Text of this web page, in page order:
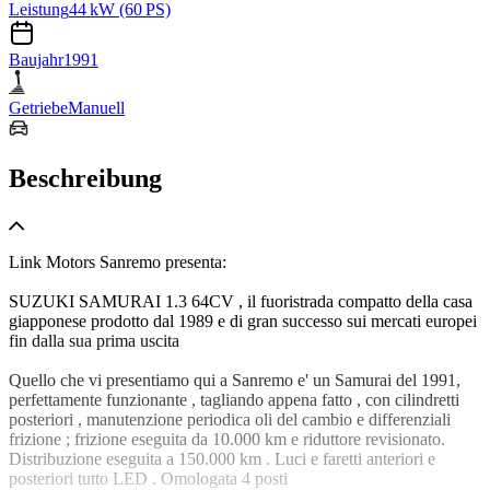
Leistung44 kW (60 PS)
Baujahr1991
GetriebeManuell
Beschreibung
Link Motors Sanremo presenta:
SUZUKI SAMURAI 1.3 64CV , il fuoristrada compatto della casa
giapponese prodotto dal 1989 e di gran successo sui mercati europei
fin dalla sua prima uscita
Quello che vi presentiamo qui a Sanremo e' un Samurai del 1991,
perfettamente funzionante , tagliando appena fatto , con cilindretti
posteriori , manutenzione periodica oli del cambio e differenziali
frizione ; frizione eseguita da 10.000 km e riduttore revisionato.
Distribuzione eseguita a 150.000 km . Luci e faretti anteriori e
posteriori tutto LED . Omologata 4 posti